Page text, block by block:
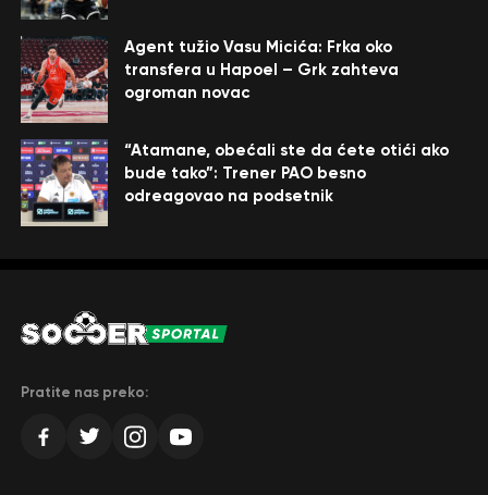
Agent tužio Vasu Micića: Frka oko
transfera u Hapoel – Grk zahteva
ogroman novac
“Atamane, obećali ste da ćete otići ako
bude tako”: Trener PAO besno
odreagovao na podsetnik
Pratite nas preko: